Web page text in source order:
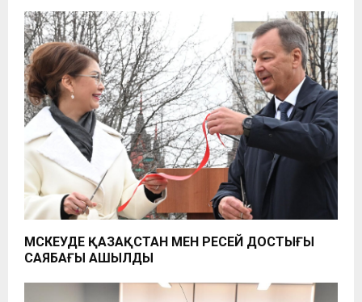
МӘСКЕУДЕ ҚАЗАҚСТАН МЕН РЕСЕЙ ДОСТЫҒЫ
САЯБАҒЫ АШЫЛДЫ